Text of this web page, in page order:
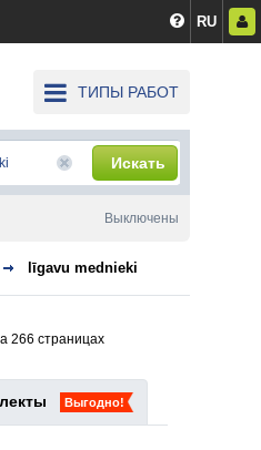
RU
ТИПЫ РАБОТ
Искать
līgavu mednieki
266 страницах
Выгодно!
Выключены